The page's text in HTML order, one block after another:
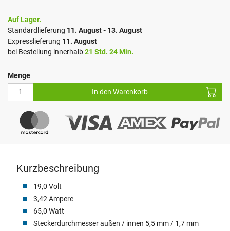
Kurzbeschreibung
19,0 Volt
3,42 Ampere
65,0 Watt
Steckerdurchmesser außen / innen 5,5 mm / 1,7 mm
Auf Lager.
Standardlieferung 11. August - 13. August
Expresslieferung 11. August
bei Bestellung innerhalb21 Std. 24 Min.
Menge
In den Warenkorb